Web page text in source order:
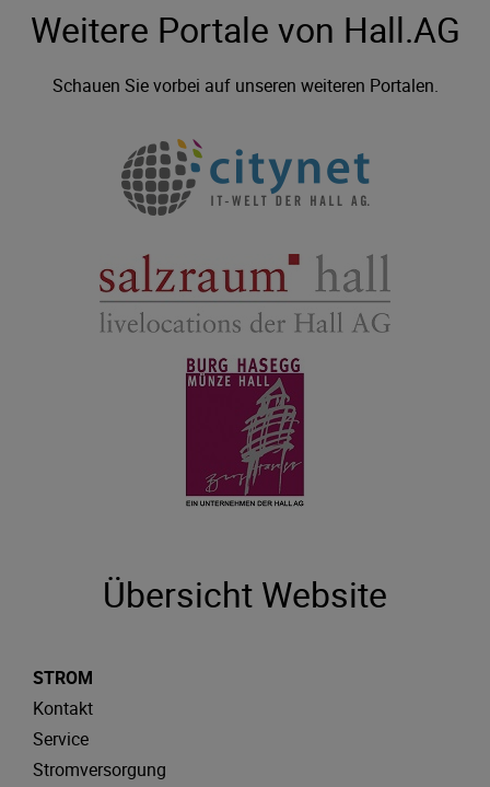
Weitere Portale von Hall.AG
Schauen Sie vorbei auf unseren weiteren Portalen.
Übersicht Website
STROM
Kontakt
Service
Stromversorgung